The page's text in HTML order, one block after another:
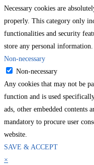
Necessary cookies are
properly. This category only
functionalities and security
store any personal information.
Non-necessary
Non-necessary
Any cookies that may not be
function and is used
ads, other embedded contents
mandatory to procure user
website.
SAVE & ACCEPT
×